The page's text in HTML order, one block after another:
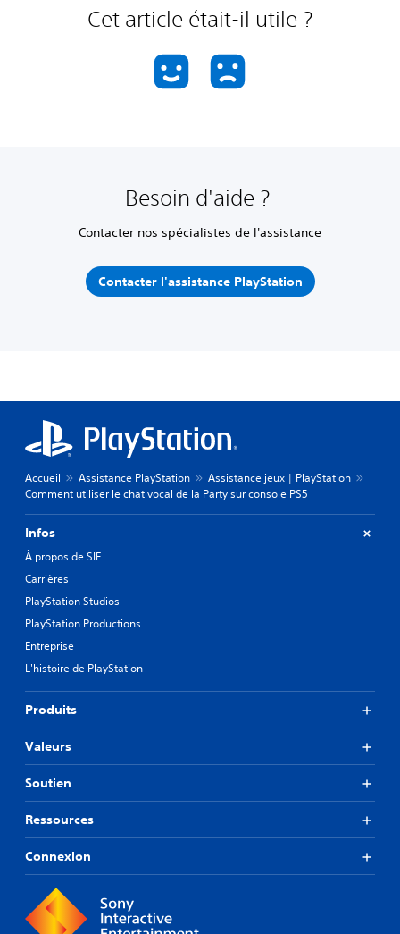
Cet article était-il utile ?
Besoin d'aide ?
Contacter nos spécialistes de l'assistance
Contacter l'assistance PlayStation
Accueil Assistance PlayStation
Assistance jeux | PlayStation
Comment utiliser le chat vocal de la Party sur console PS5
Infos
À propos de SIE
Carrières
PlayStation Studios
PlayStation Productions
Entreprise
L'histoire de PlayStation
Produits
Valeurs
Soutien
Ressources
Connexion